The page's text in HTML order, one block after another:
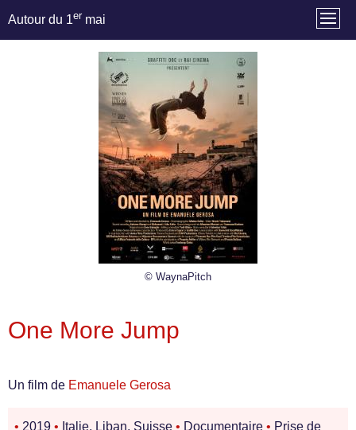
Autour du 1er mai
© WaynaPitch
One More Jump
Un film de Emanuele Gerosa
• 2019 • Italie, Liban, Suisse • Documentaire • Prise de